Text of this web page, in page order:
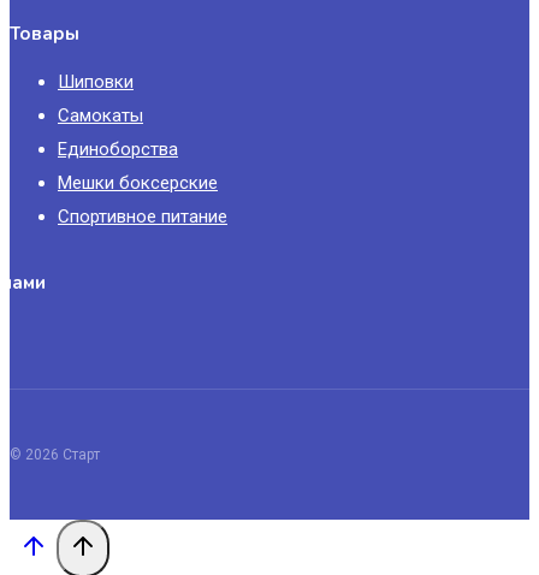
Товары
Шиповки
Самокаты
Единоборства
Мешки боксерские
Спортивное питание
© 2026 Старт